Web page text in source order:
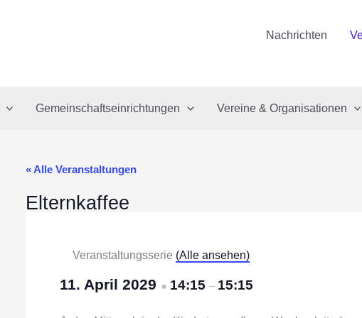
Nachrichten
Gemeinschaftseinrichtungen Vereine & Organisationen
« Alle Veranstaltungen
Elternkaffee
Veranstaltungsserie (Alle ansehen)
11. April 2029 ● 14:15 – 15:15